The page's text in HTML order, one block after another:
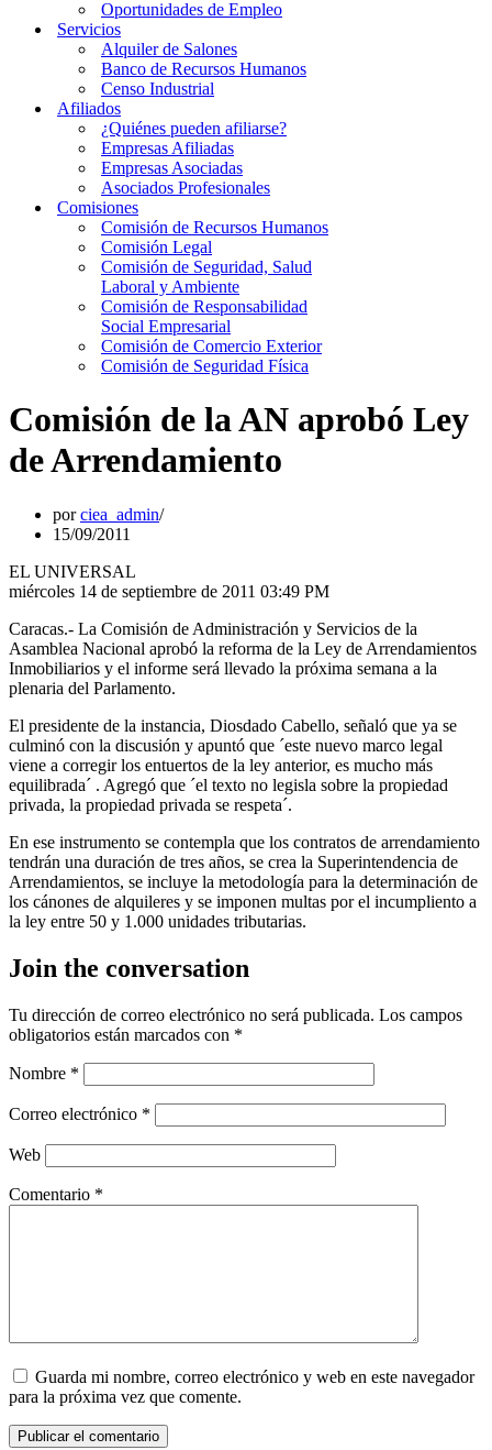
Oportunidades de Empleo
Servicios
Alquiler de Salones
Banco de Recursos Humanos
Censo Industrial
Afiliados
¿Quiénes pueden afiliarse?
Empresas Afiliadas
Empresas Asociadas
Asociados Profesionales
Comisiones
Comisión de Recursos Humanos
Comisión Legal
Comisión de Seguridad, Salud
Laboral y Ambiente
Comisión de Responsabilidad
Social Empresarial
Comisión de Comercio Exterior
Comisión de Seguridad Física
Comisión de la AN aprobó Ley
de Arrendamiento
porciea_admin
15/09/2011
EL UNIVERSAL
miércoles 14 de septiembre de 2011 03:49 PM
Caracas.- La Comisión de Administración y Servicios de la
Asamblea Nacional aprobó la reforma de la Ley de Arrendamientos
Inmobiliarios y el informe será llevado la próxima semana a la
plenaria del Parlamento.
El presidente de la instancia, Diosdado Cabello, señaló que ya se
culminó con la discusión y apuntó que ´este nuevo marco legal
viene a corregir los entuertos de la ley anterior, es mucho más
equilibrada´ . Agregó que ´el texto no legisla sobre la propiedad
privada, la propiedad privada se respeta´.
En ese instrumento se contempla que los contratos de arrendamiento
tendrán una duración de tres años, se crea la Superintendencia de
Arrendamientos, se incluye la metodología para la determinación de
los cánones de alquileres y se imponen multas por el incumpliento a
la ley entre 50 y 1.000 unidades tributarias.
Join the conversation
Tu dirección de correo electrónico no será publicada. Los campos
obligatorios están marcados con *
Nombre *
Correo electrónico *
Web
Comentario *
Guarda mi nombre, correo electrónico y web en este navegador
para la próxima vez que comente.